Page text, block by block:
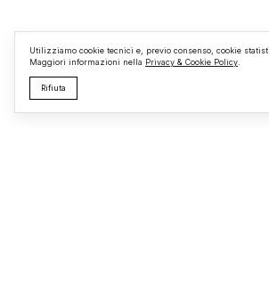
Utilizziamo cookie tecnici e, previo consenso, cookie
Maggiori informazioni nella Privacy & Cookie Policy
Rifiuta